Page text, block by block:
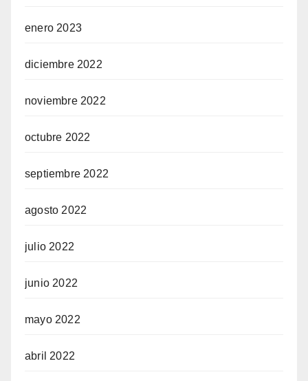
enero 2023
diciembre 2022
noviembre 2022
octubre 2022
septiembre 2022
agosto 2022
julio 2022
junio 2022
mayo 2022
abril 2022